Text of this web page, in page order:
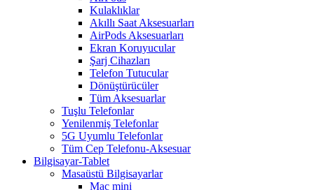
Kulaklıklar
Akıllı Saat Aksesuarları
AirPods Aksesuarları
Ekran Koruyucular
Şarj Cihazları
Telefon Tutucular
Dönüştürücüler
Tüm Aksesuarlar
Tuşlu Telefonlar
Yenilenmiş Telefonlar
5G Uyumlu Telefonlar
Tüm Cep Telefonu-Aksesuar
Bilgisayar-Tablet
Masaüstü Bilgisayarlar
Mac mini